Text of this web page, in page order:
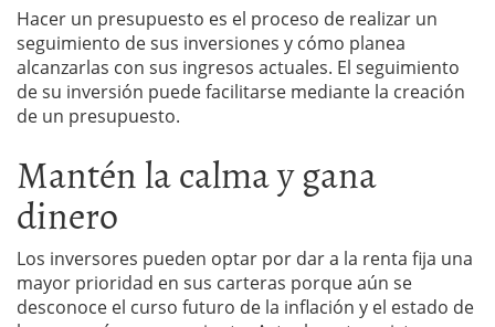
Hacer un presupuesto es el proceso de realizar un
seguimiento de sus inversiones y cómo planea
alcanzarlas con sus ingresos actuales. El seguimiento
de su inversión puede facilitarse mediante la creación
de un presupuesto.
Mantén la calma y gana
dinero
Los inversores pueden optar por dar a la renta fija una
mayor prioridad en sus carteras porque aún se
desconoce el curso futuro de la inflación y el estado de